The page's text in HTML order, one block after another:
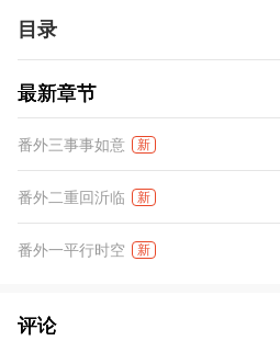
主白嫩的下巴，声音喑哑，“我若要藏
目录
最新章节
番外三事事如意 新
番外二重回沂临 新
番外一平行时空 新
评论